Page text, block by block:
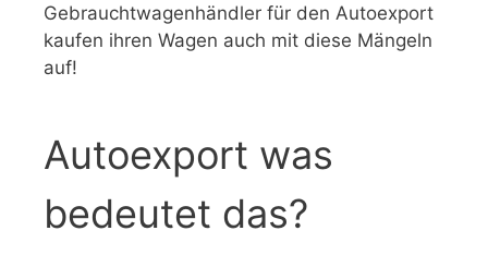
Gebrauchtwagenhändler für den Autoexport
kaufen ihren Wagen auch mit diese Mängeln
auf!
Autoexport was
bedeutet das?